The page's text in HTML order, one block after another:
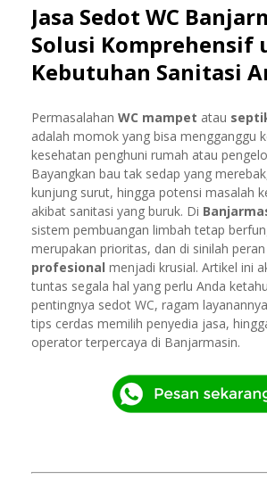
Jasa Sedot WC
Solusi Komprehensif
Kebutuhan Sanitasi
Permasalahan WC mampet atau
adalah momok yang bisa mengganggu
kesehatan penghuni rumah atau
Bayangkan bau tak sedap yang
kunjung surut, hingga potensi masalah
akibat sanitasi yang buruk. Di
sistem pembuangan limbah tetap
merupakan prioritas, dan di sinilah peran
profesional menjadi krusial. Artikel ini
tuntas segala hal yang perlu Anda
pentingnya sedot WC, ragam
tips cerdas memilih penyedia jasa,
operator terpercaya di Banjarmasin.